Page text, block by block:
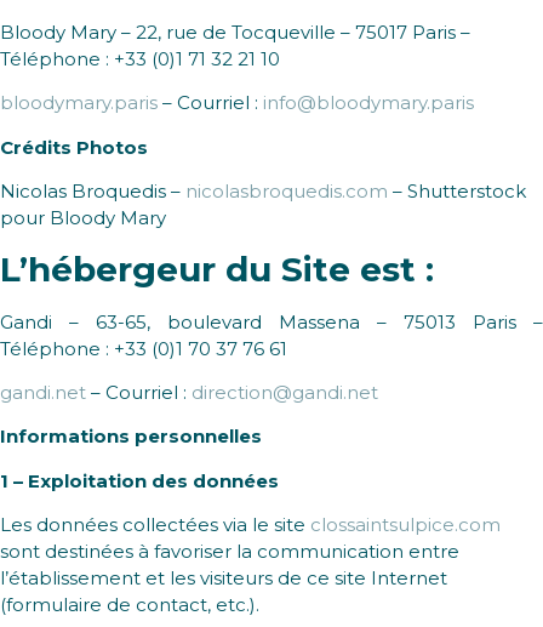
Bloody Mary – 22, rue de Tocqueville – 75017 Paris –
Téléphone : +33 (0)1 71 32 21 10
bloodymary.paris – Courriel : info@bloodymary.paris
Crédits Photos
Nicolas Broquedis – nicolasbroquedis.com – Shutterstock
pour Bloody Mary
L’hébergeur du Site est :
Gandi – 63-65, boulevard Massena – 75013 Paris –
Téléphone : +33 (0)1 70 37 76 61
gandi.net – Courriel : direction@gandi.net
Informations personnelles
1 – Exploitation des données
Les données collectées via le site clossaintsulpice.com
sont destinées à favoriser la communication entre
l’établissement et les visiteurs de ce site Internet
(formulaire de contact, etc.).